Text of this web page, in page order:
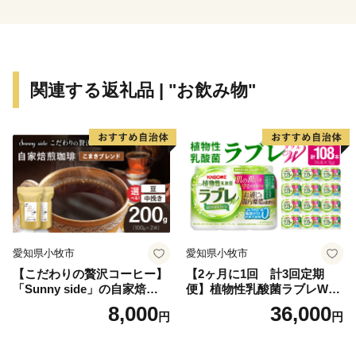
ふるさと納税を通じて、本町の良さを少しでも感じてい
皆さまのご厚意は、本町のまちづくりに活用させていた
だきますので、これからもご支援賜りますようお願い申
し上げます。
関連する返礼品 | "お飲み物"
愛知県小牧市
【こだわりの贅沢コーヒー】
「Sunny side」の自家焙煎珈
琲こまきブレンド（200g）
8,000円
愛知県小牧市
【2ヶ月に1回 計3回定期
便】植物性乳酸菌ラブレW
プレーン36本（計108本）
36,000円